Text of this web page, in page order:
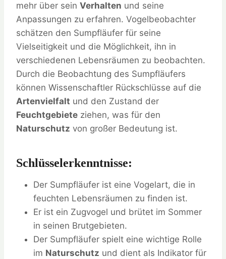
mehr über sein Verhalten und seine
Anpassungen zu erfahren. Vogelbeobachter
schätzen den Sumpfläufer für seine
Vielseitigkeit und die Möglichkeit, ihn in
verschiedenen Lebensräumen zu beobachten.
Durch die Beobachtung des Sumpfläufers
können Wissenschaftler Rückschlüsse auf die
Artenvielfalt und den Zustand der
Feuchtgebiete ziehen, was für den
Naturschutz von großer Bedeutung ist.
Schlüsselerkenntnisse:
Der Sumpfläufer ist eine Vogelart, die in
feuchten Lebensräumen zu finden ist.
Er ist ein Zugvogel und brütet im Sommer
in seinen Brutgebieten.
Der Sumpfläufer spielt eine wichtige Rolle
im Naturschutz und dient als Indikator für